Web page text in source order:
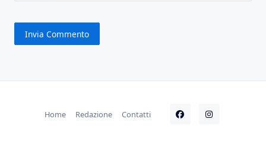
Home Redazione Contatti